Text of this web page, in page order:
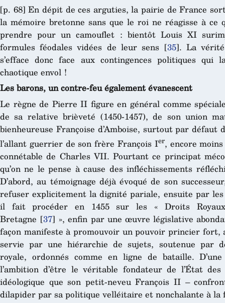
[p. 68] En dépit de ces arguties, la pairie de France
la mémoire bretonne sans que le roi ne réagisse à ce
prendre pour un camouflet : bientôt Louis XI
formules féodales vidées de leur sens[35]. La vérité
s’efface donc face aux contingences politiques
chaotique envol !
Les barons, un contre-feu également évanescent
Le règne de Pierre II figure en général comme
de sa relative brièveté (1450-1457), de son union
bienheureuse Françoise d’Amboise, surtout par défaut
l’allant guerrier de son frère François Ier, encore
connétable de Charles VII. Pourtant ce principat
qu’on ne le pense à cause des infléchissements
D’abord, au témoignage déjà évoqué de son
refuser explicitement la dignité pariale, ensuite par les
il fait procéder en 1455 sur les « Droits
Bretagne [37] », enfin par une œuvre législative
façon manifeste à promouvoir un pouvoir princier fort,
servie par une hiérarchie de sujets, soutenue par
royale, ordonnés comme en ligne de bataille.
l’ambition d’être le véritable fondateur de l’État
idéologique que son petit-neveu François II –
dilapider par sa politique velléitaire et nonchalante à la